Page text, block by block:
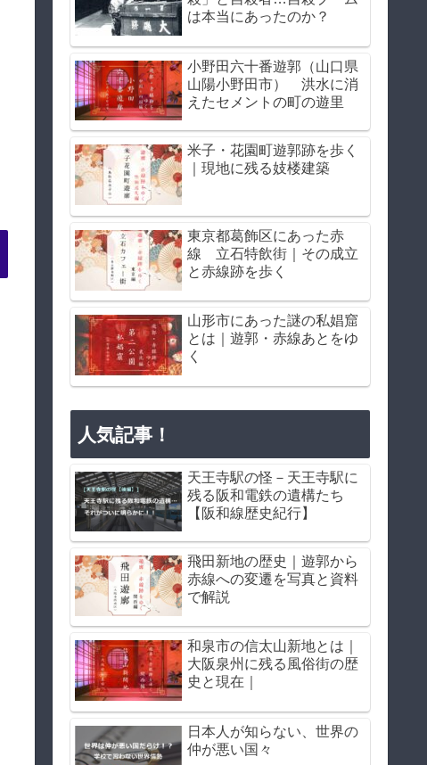
は本当にあったのか？
小野田六十番遊郭（山口県
山陽小野田市） 洪水に消
えたセメントの町の遊里
米子・花園町遊郭跡を歩く
｜現地に残る妓楼建築
東京都葛飾区にあった赤
線 立石特飲街｜その成立
と赤線跡を歩く
山形市にあった謎の私娼窟
とは｜遊郭・赤線あとをゆ
く
人気記事！
天王寺駅の怪－天王寺駅に
残る阪和電鉄の遺構たち
【阪和線歴史紀行】
飛田新地の歴史｜遊郭から
赤線への変遷を写真と資料
で解説
和泉市の信太山新地とは｜
大阪泉州に残る風俗街の歴
史と現在｜
日本人が知らない、世界の
仲が悪い国々